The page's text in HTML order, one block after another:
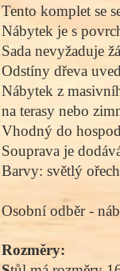
Tento komplet se
Nábytek je s
Sada nevyžaduje
Odstíny dřeva
Nábytek z
na terasy nebo
Vhodný do
Souprava je
Barvy: světlý
Osobní odběr -
Rozměry: